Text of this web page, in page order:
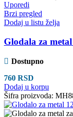
Uporedi
Brzi pregled
Dodaj u listu želja
Glodala za
Dostupno
760 RSD
Dodaj u korpu
Šifra proizvoda: